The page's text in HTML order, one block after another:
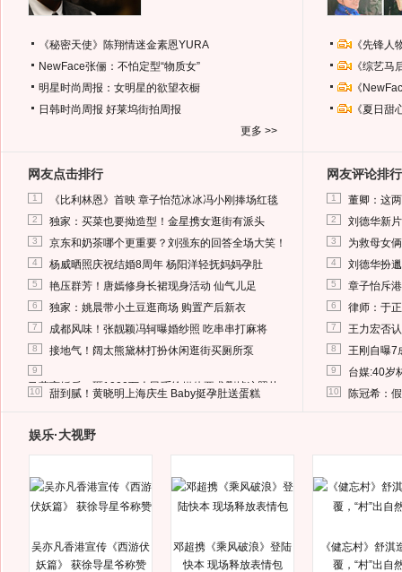
《秘密天使》陈翔情迷金素恩YURA
NewFace张俪：不怕定型“物质女”
明星时尚周报：女明星的欲望衣橱
日韩时尚周报 好莱坞街拍周报
更多 >>
《先锋
《综艺
《
《夏日
网友点击排行
1 《比利林恩》首映 章子怡范冰冰冯小刚捧场红毯
2 独家：买菜也要拗造型！金星携女逛街有派头
3 京东和奶茶哪个更重要？刘强东的回答全场大笑！
4 杨威晒照庆祝结婚8周年 杨阳洋轻抚妈妈孕肚
5 艳压群芳！唐嫣修身长裙现身活动 仙气儿足
6 独家：姚晨带小土豆逛商场 购置产后新衣
7 成都风味！张靓颖冯轲曝婚纱照 吃串串打麻将
8 接地气！阔太熊黛林打扮休闲逛街买厕所泵
9
马蓉离婚后，砸1000万人民币给媒体要求删掉这照片
10 甜到腻！黄晓明上海庆生 Baby挺孕肚送蛋糕
网友评论排行
1 董卿：这
2 刘德华新
3 为救母女
4 刘德华扮
5 章子怡斥
6 律师：于
7 王力宏否
8 王刚自曝7
9 台媒:40岁
10 陈冠希：
娱乐·大视野
吴亦凡香港宣传《西游伏
妖篇》 获徐导星爷称赞
邓超携《乘风破浪》登陆
快本 现场释放表情包
《健忘村》舒淇
覆，“村”出自